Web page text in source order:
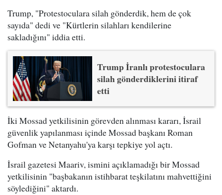
Trump, "Protestoculara silah gönderdik, hem de çok
sayıda" dedi ve "Kürtlerin silahları kendilerine
sakladığını" iddia etti.
Trump İranlı protestoculara
silah gönderdiklerini itiraf
etti
İki Mossad yetkilisinin görevden alınması kararı, İsrail
güvenlik yapılanması içinde Mossad başkanı Roman
Gofman ve Netanyahu'ya karşı tepkiye yol açtı.
İsrail gazetesi Maariv, ismini açıklamadığı bir Mossad
yetkilisinin "başbakanın istihbarat teşkilatını mahvettiğini
söylediğini" aktardı.